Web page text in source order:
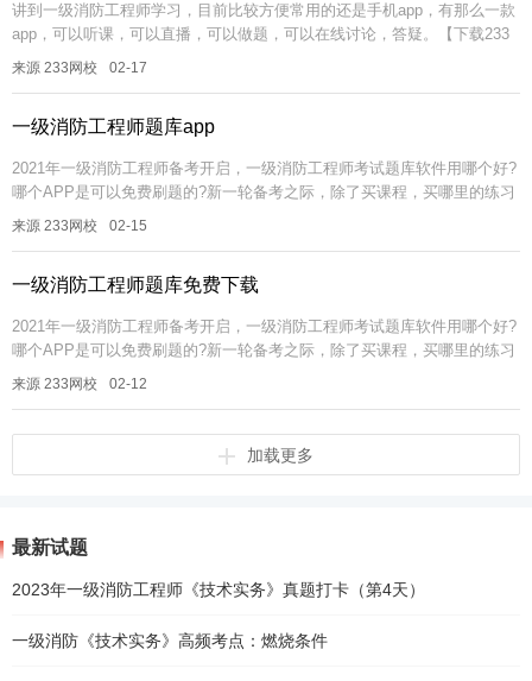
讲到一级消防工程师学习，目前比较方便常用的还是手机app，有那么一款
app，可以听课，可以直播，可以做题，可以在线讨论，答疑。【下载233
网校APP>>】 简单概括为以下几点：一、干货。干...
来源 233网校 02-17
一级消防工程师题库app
2021年一级消防工程师备考开启，一级消防工程师考试题库软件用哪个好?
哪个APP是可以免费刷题的?新一轮备考之际，除了买课程，买哪里的练习
册做题呀?备考一级消防工程师考试，学霸君为大家推荐一款趁手的一...
来源 233网校 02-15
一级消防工程师题库免费下载
2021年一级消防工程师备考开启，一级消防工程师考试题库软件用哪个好?
哪个APP是可以免费刷题的?新一轮备考之际，除了买课程，买哪里的练习
册做题呀?备考一级消防工程师考试，学霸君为大家推荐一款趁手的一...
来源 233网校 02-12
加载更多
最新试题
2023年一级消防工程师《技术实务》真题打卡（第4天）
一级消防《技术实务》高频考点：燃烧条件